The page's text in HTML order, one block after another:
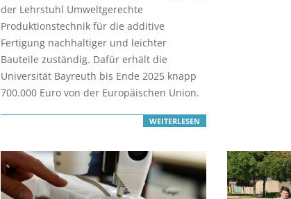
der Lehrstuhl Umweltgerechte
Produktionstechnik für die additive
Fertigung nachhaltiger und leichter
Bauteile zuständig. Dafür erhält die
Universität Bayreuth bis Ende 2025 knapp
700.000 Euro von der Europäischen Union.
WEITERLESEN